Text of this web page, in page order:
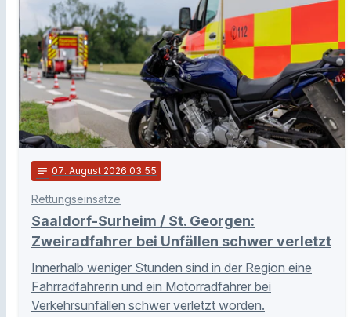
notes 07. August 2026 03:55
Rettungseinsätze
Saaldorf-Surheim / St. Georgen:
Zweiradfahrer bei Unfällen schwer verletzt
Innerhalb weniger Stunden sind in der Region eine
Fahrradfahrerin und ein Motorradfahrer bei
Verkehrsunfällen schwer verletzt worden.